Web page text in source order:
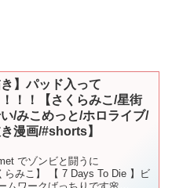
き】パッド入って
！！【さくらみこ/星街
/みこめっと/ホロライブ/
漫画/#shorts】
でゾンビと闘うに
らみこ】 【 7 Days To Die 】ビ